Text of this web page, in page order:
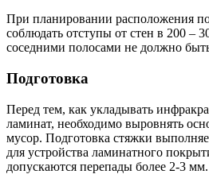
При планировании расположения
соблюдать отступы от стен в 200 –
соседними полосами не должно
Подготовка
Перед тем, как укладывать
ламинат, необходимо выровнять
мусор. Подготовка стяжки
для устройства ламинатного
допускаются перепады более 2-3 мм.